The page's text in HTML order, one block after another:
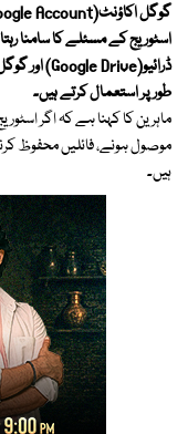
طور پر استعمال کرتے ہیں۔
ماہرین کا کہنا ہے کہ اگر
موصول ہونے، فائلیں محفوظ
ہیں۔